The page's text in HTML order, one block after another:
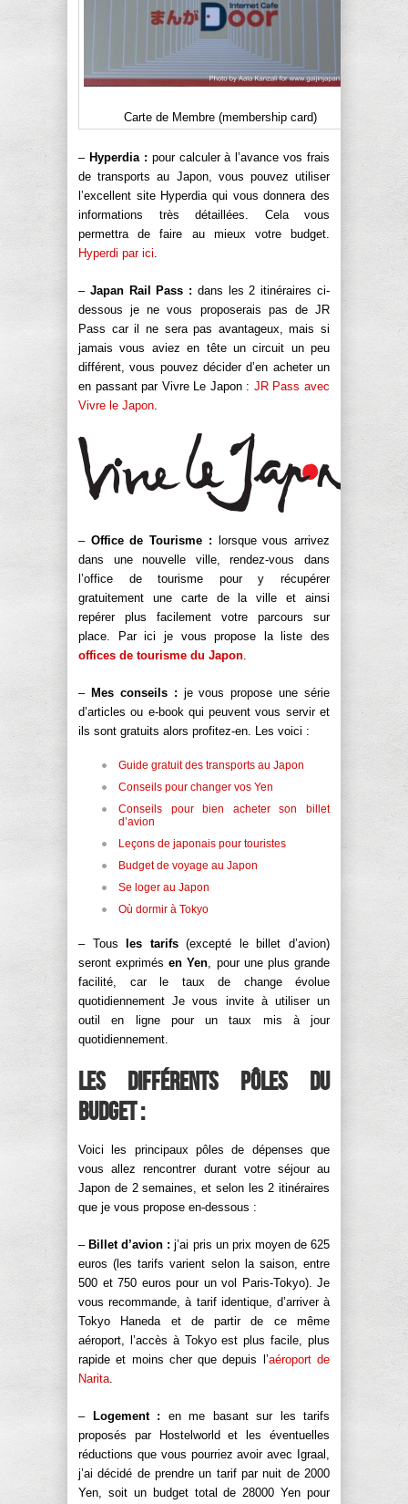
Carte de Membre (membership card)
– Hyperdia : pour calculer à l’avance vos frais
de transports au Japon, vous pouvez utiliser
l’excellent site Hyperdia qui vous donnera des
informations très détaillées. Cela vous
permettra de faire au mieux votre budget.
Hyperdi par ici.
– Japan Rail Pass : dans les 2 itinéraires ci-
dessous je ne vous proposerais pas de JR
Pass car il ne sera pas avantageux, mais si
jamais vous aviez en tête un circuit un peu
différent, vous pouvez décider d’en acheter un
en passant par Vivre Le Japon : JR Pass avec
Vivre le Japon.
– Office de Tourisme : lorsque vous arrivez
dans une nouvelle ville, rendez-vous dans
l’office de tourisme pour y récupérer
gratuitement une carte de la ville et ainsi
repérer plus facilement votre parcours sur
place. Par ici je vous propose la liste des
offices de tourisme du Japon.
– Mes conseils : je vous propose une série
d’articles ou e-book qui peuvent vous servir et
ils sont gratuits alors profitez-en. Les voici :
Guide gratuit des transports au Japon
Conseils pour changer vos Yen
Conseils pour bien acheter son billet
d’avion
Leçons de japonais pour touristes
Budget de voyage au Japon
Se loger au Japon
Où dormir à Tokyo
– Tous les tarifs(excepté le billet d’avion)
seront exprimésen Yen, pour une plus grande
facilité, car le taux de change évolue
quotidiennement Je vous invite à utiliser un
outil en ligne pour un taux mis à jour
quotidiennement.
Les différents pôles du
budget :
Voici les principaux pôles de dépenses que
vous allez rencontrer durant votre séjour au
Japon de 2 semaines, et selon les 2 itinéraires
que je vous propose en-dessous :
– Billet d’avion : j’ai pris un prix moyen de 625
euros (les tarifs varient selon la saison, entre
500 et 750 euros pour un vol Paris-Tokyo). Je
vous recommande, à tarif identique, d’arriver à
Tokyo Haneda et de partir de ce même
aéroport, l’accès à Tokyo est plus facile, plus
rapide et moins cher que depuis l’aéroport de
Narita.
– Logement : en me basant sur les tarifs
proposés par Hostelworld et les éventuelles
réductions que vous pourriez avoir avec Igraal,
j’ai décidé de prendre un tarif par nuit de 2000
Yen, soit un budget total de 28000 Yen pour